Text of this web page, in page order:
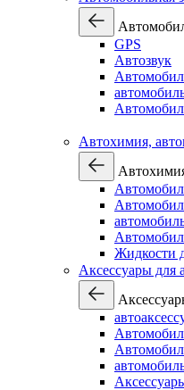
GPS
Автозвук
Автохимия,
Жидкости
Аксессуары для